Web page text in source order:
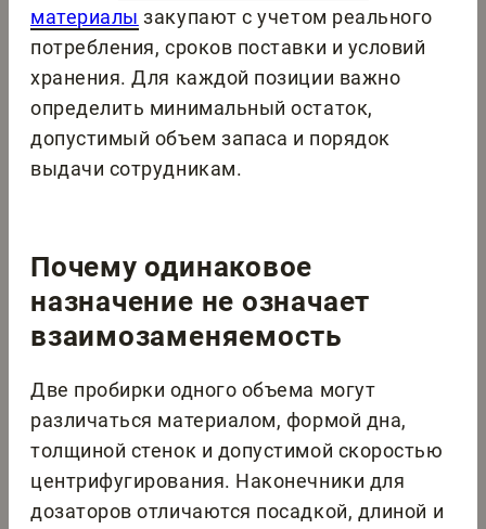
материалы закупают с учетом реального
потребления, сроков поставки и условий
хранения. Для каждой позиции важно
определить минимальный остаток,
допустимый объем запаса и порядок
выдачи сотрудникам.
Почему одинаковое
назначение не означает
взаимозаменяемость
Две пробирки одного объема могут
различаться материалом, формой дна,
толщиной стенок и допустимой скоростью
центрифугирования. Наконечники для
дозаторов отличаются посадкой, длиной и